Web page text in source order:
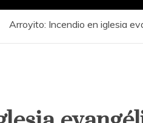
Arroyito: Incendio en iglesia